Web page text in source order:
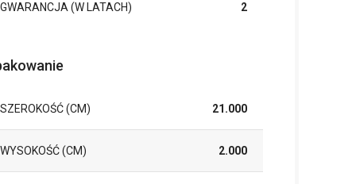
GWARANCJA (W LATACH) 2
SZEROKOŚĆ (CM) 21.000
WYSOKOŚĆ (CM) 2.000